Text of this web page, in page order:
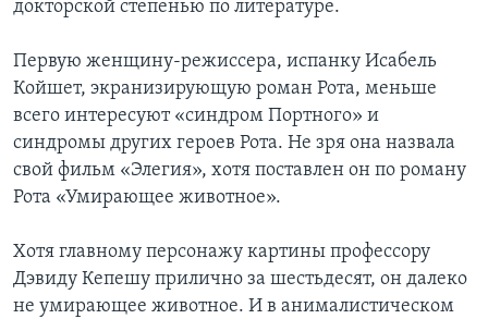
Learning English
СОЦИАЛЬНЫЕ СЕТИ
Языки
докторской степенью по литературе.
Первую женщину-режиссера, испанку Исабель
Койшет, экранизирующую роман Рота, меньше
всего интересуют «синдром Портного» и
синдромы других героев Рота. Не зря она назвала
свой фильм «Элегия», хотя поставлен он по роману
Рота «Умирающее животное».
Хотя главному персонажу картины профессору
Дэвиду Кепешу прилично за шестьдесят, он далеко
не умирающее животное. И в анималистическом